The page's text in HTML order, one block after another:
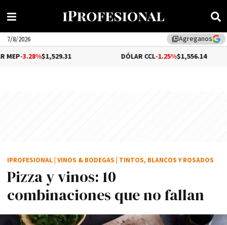
library_addAgreganos
7/8/2026
-1.25%$1,556.14
Pizza y vinos: 10
combinaciones que no fallan
IPROFESIONAL VINOS & BODEGAS TINTOS, BLANCOS Y ROSADOS